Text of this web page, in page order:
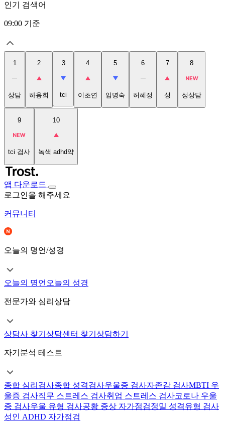
인기 검색어
09:00 기준
1
상담
2
하용희
3
tci
4
이초연
5
임명숙
6
허혜정
7
성
8
성상담
9
tci 검사
10
녹색 adhd약
앱 다운로드
로그인을 해주세요
커뮤니티
오늘의 명언/성경
오늘의 명언 오늘의 성경
전문가와 심리상담
상담사 찾기 상담센터 찾기 상담하기
자기분석 테스트
종합 심리검사종합 성격검사우울증 검사자존감 검사MBTI 우
울증 검사직무 스트레스 검사취업 스트레스 검사코로나 우울
증 검사우울 유형 검사공황 증상 자가점검정밀 성격유형 검사
성인 ADHD 자가점검